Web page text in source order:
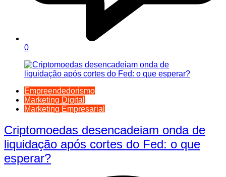
0
Empreendedorismo
Marketing Digital
Marketing Empresarial
Criptomoedas desencadeiam onda de
liquidação após cortes do Fed: o que
esperar?